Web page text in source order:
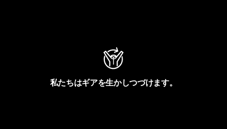
私たちはギアを生かしつづけます。